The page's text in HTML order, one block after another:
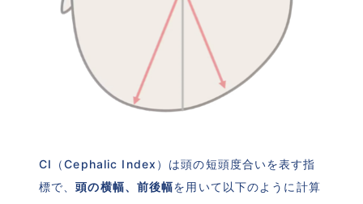
CI（Cephalic Index）は頭の短頭度合いを表す指
標で、頭の横幅、前後幅を用いて以下のように計算